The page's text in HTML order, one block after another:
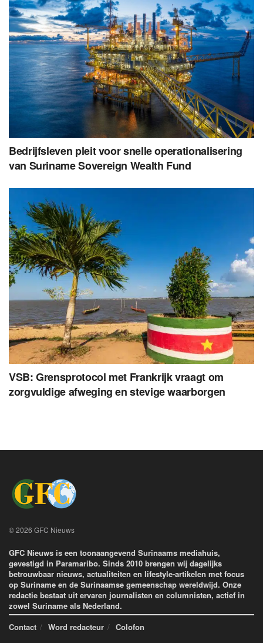
Bedrijfsleven pleit voor snelle operationalisering
van Suriname Sovereign Wealth Fund
VSB: Grensprotocol met Frankrijk vraagt om
zorgvuldige afweging en stevige waarborgen
© 2026 GFC Nieuws
GFC Nieuws is een toonaangevend Surinaams mediahuis,
gevestigd in Paramaribo. Sinds 2010 brengen wij dagelijks
betrouwbaar nieuws, actualiteiten en lifestyle-artikelen met focus
op Suriname en de Surinaamse gemeenschap wereldwijd. Onze
redactie bestaat uit ervaren journalisten en columnisten, actief in
zowel Suriname als Nederland.
Contact
Word redacteur Colofon